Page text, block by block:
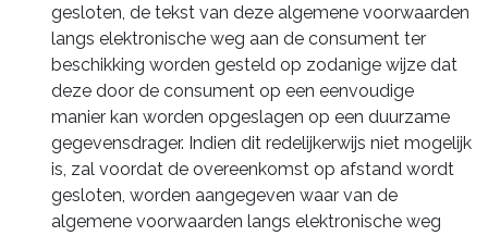
gesloten, de tekst van deze algemene voorwaarden
langs elektronische weg aan de consument ter
beschikking worden gesteld op zodanige wijze dat
deze door de consument op een eenvoudige
manier kan worden opgeslagen op een duurzame
gegevensdrager. Indien dit redelijkerwijs niet mogelijk
is, zal voordat de overeenkomst op afstand wordt
gesloten, worden aangegeven waar van de
algemene voorwaarden langs elektronische weg